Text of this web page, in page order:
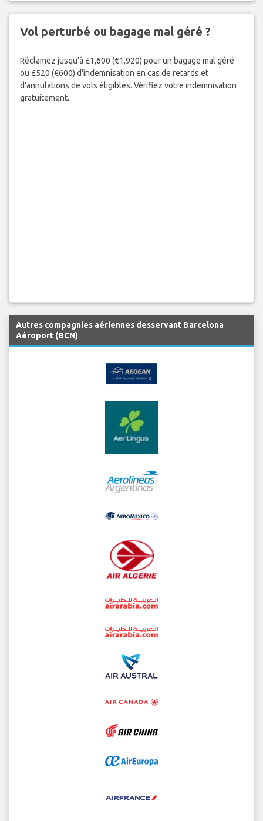
Vol perturbé ou bagage mal géré ?
Réclamez jusqu'à £1,600 (€1,920) pour un bagage mal géré
ou £520 (€600) d'indemnisation en cas de retards et
d'annulations de vols éligibles. Vérifiez votre indemnisation
gratuitement.
Autres compagnies aériennes desservant Barcelona
Aéroport (BCN)